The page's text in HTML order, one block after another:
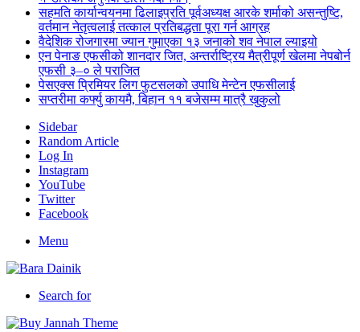
सहमति कार्यान्वयनमा ढिलाइप्रति पूर्वअध्यक्ष आरके शर्माको असन्तुष्टि,
वर्तमान नेतृत्वलाई तत्काल प्रतिबद्धता पूरा गर्न आग्रह
वैदेशिक रोजगारमा ज्यान गुमाएका १३ जनाको शव नेपाल ल्याइयो
एन पेनाङ एफसीको शानदार जित, अन्तर्राष्ट्रिय मैत्रीपूर्ण खेलमा नेपबोर्न
एफसी ३–० ले पराजित
पेसएक्स प्रिमियर लिग फुटसलको उपाधि मेन्टेन एफसीलाई
सप्तरीमा कर्फ्यु कायमै, बिहान ११ बजेसम्म मात्रै खुकुलो
Sidebar
Random Article
Log In
Instagram
YouTube
Twitter
Facebook
Menu
Search for